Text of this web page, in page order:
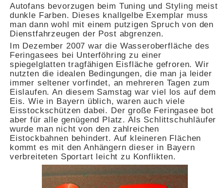
Autofans bevorzugen beim Tuning und Styling meist
dunkle Farben. Dieses knallgelbe Exemplar muss
man dann wohl mit einem putzigen Spruch von den
Dienstfahrzeugen der Post abgrenzen.
Im Dezember 2007 war die Wasseroberfläche des
Feringasees bei Unterföhring zu einer
spiegelglatten tragfähigen Eisfläche gefroren. Wir
nutzten die idealen Bedingungen, die man ja leider
immer seltener vorfindet, an mehreren Tagen zum
Eislaufen. An diesem Samstag war viel los auf dem
Eis. Wie in Bayern üblich, waren auch viele
Eisstockschützen dabei. Der große Feringasee bot
aber für alle genügend Platz. Als Schlittschuhläufer
wurde man nicht von den zahlreichen
Eistockbahnen behindert. Auf kleineren Flächen
kommt es mit den Anhängern dieser in Bayern
verbreiteten Sportart leicht zu Konflikten.